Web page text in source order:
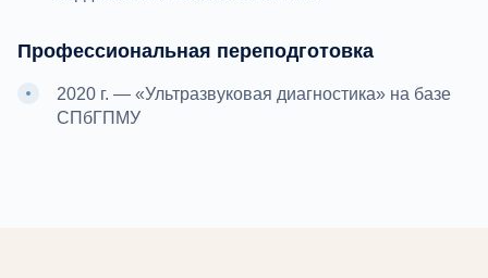
Профессиональная переподготовка
2020 г. — «Ультразвуковая диагностика» на базе
СПбГПМУ